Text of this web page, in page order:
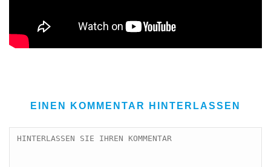
EINEN KOMMENTAR HINTERLASSEN